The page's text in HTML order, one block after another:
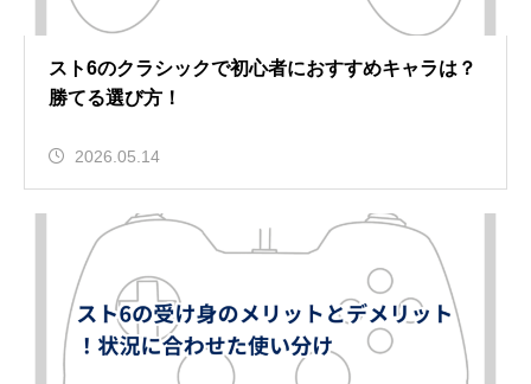
スト6のクラシックで初心者におすすめキャラは？
勝てる選び方！
2026.05.14